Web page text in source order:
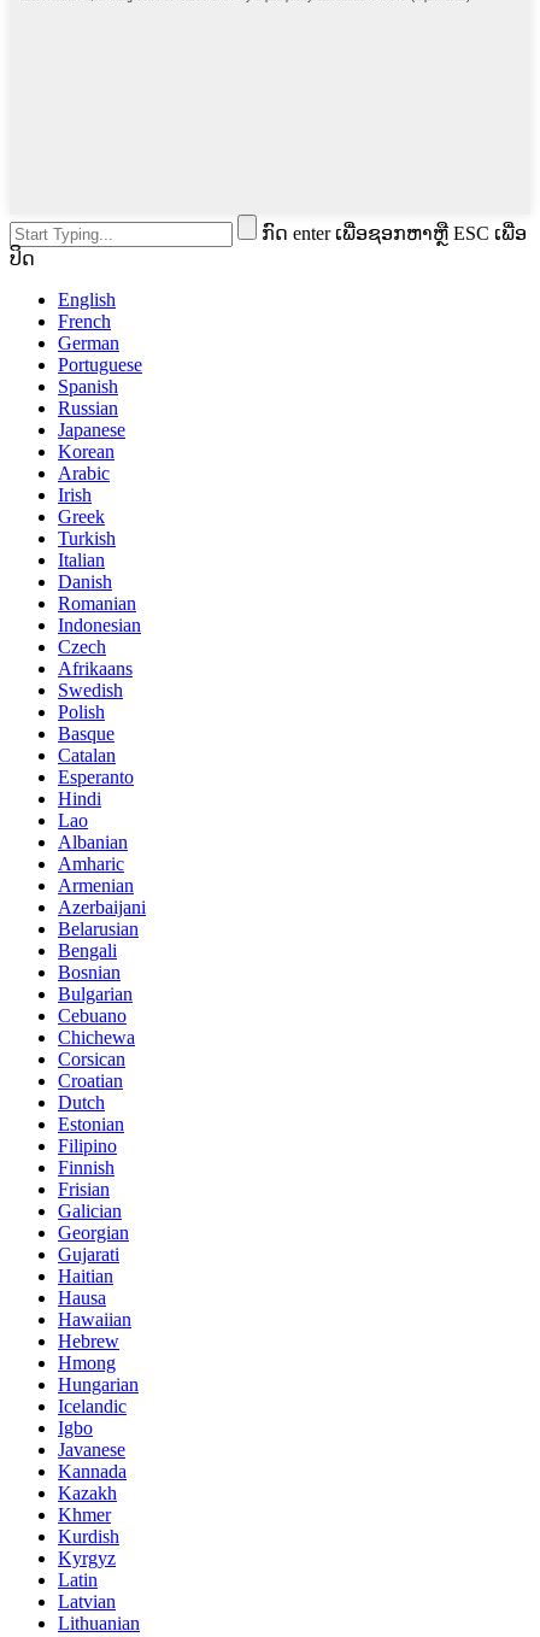
ກົດ enter ເພື່ອຊອກຫາຫຼື ESC ເພື່ອ
ປິດ
English
French
German
Portuguese
Spanish
Russian
Japanese
Korean
Arabic
Irish
Greek
Turkish
Italian
Danish
Romanian
Indonesian
Czech
Afrikaans
Swedish
Polish
Basque
Catalan
Esperanto
Hindi
Lao
Albanian
Amharic
Armenian
Azerbaijani
Belarusian
Bengali
Bosnian
Bulgarian
Cebuano
Chichewa
Corsican
Croatian
Dutch
Estonian
Filipino
Finnish
Frisian
Galician
Georgian
Gujarati
Haitian
Hausa
Hawaiian
Hebrew
Hmong
Hungarian
Icelandic
Igbo
Javanese
Kannada
Kazakh
Khmer
Kurdish
Kyrgyz
Latin
Latvian
Lithuanian